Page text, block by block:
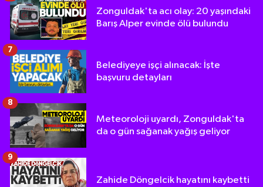
Zonguldak'ta acı olay: 20 yaşındaki
Barış Alper evinde ölü bulundu
Belediyeye işçi alınacak: İşte
başvuru detayları
7
Meteoroloji uyardı, Zonguldak'ta
da o gün sağanak yağış geliyor
8
Zahide Döngelcik hayatını kaybetti
9